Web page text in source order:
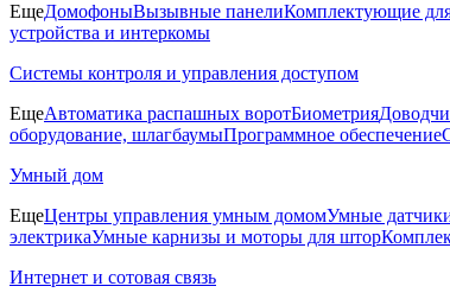
ЕщеДомофоныВызывные панелиКомплектующие
устройства и интеркомы
Системы контроля и управления доступом
ЕщеАвтоматика распашных воротБиометрия
оборудование, шлагбаумыПрограммное обеспечение
Умный дом
ЕщеЦентры управления умным домомУмные
электрикаУмные карнизы и моторы для штор
Интернет и сотовая связь